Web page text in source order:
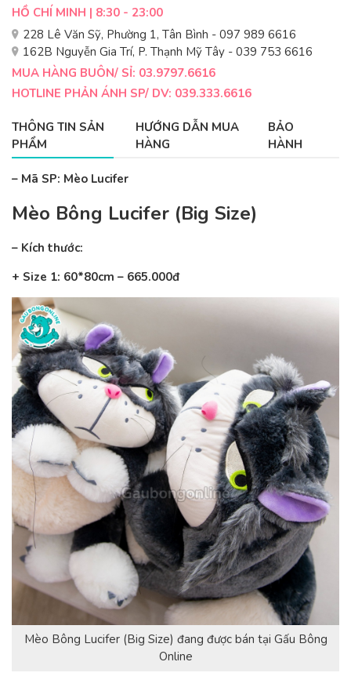
HỒ CHÍ MINH | 8:30 - 23:00
228 Lê Văn Sỹ, Phường 1, Tân Bình - 097 989 6616
162B Nguyễn Gia Trí, P. Thạnh Mỹ Tây - 039 753 6616
MUA HÀNG BUÔN/ SỈ: 03.9797.6616
HOTLINE PHẢN ÁNH SP/ DV: 039.333.6616
THÔNG TIN SẢN
PHẨM
HƯỚNG DẪN MUA
HÀNG
BẢO
HÀNH
– Mã SP: Mèo Lucifer
Mèo Bông Lucifer (Big Size)
– Kích thước:
+ Size 1: 60*80cm – 665.000đ
Mèo Bông Lucifer (Big Size) đang được bán tại Gấu Bông
Online